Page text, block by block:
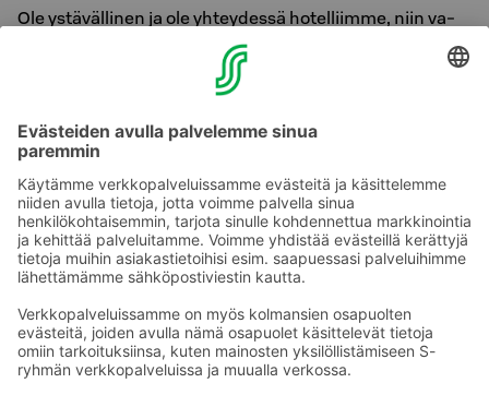
Ole ys­tä­väl­li­nen ja ole yh­tey­des­sä ho­tel­liim­me, niin va­
raam­me si­nul­le toi­vo­ma­si tee­ma­huo­neen!
Ori­gi­nal Sokos Hotel Vaa­ku­na, vas­taan­ot­to, puh. +358
20 780 88 00 (pu­he­lun hinta: 0,0835€ /pu­he­lu + 0,1717
€ /min.). S
äh­kö­pos­ti: vaa­ku­na.​vaasa@​sokoshotels.​fi
Ota yhteyttä
Hotellien yhteystiedot
Sokos Hotels uutiskirje
Tilaa uutiskirje